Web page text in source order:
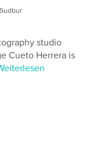
studio
Cueto Herrera is